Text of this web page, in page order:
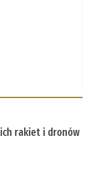
rakiet i dronów